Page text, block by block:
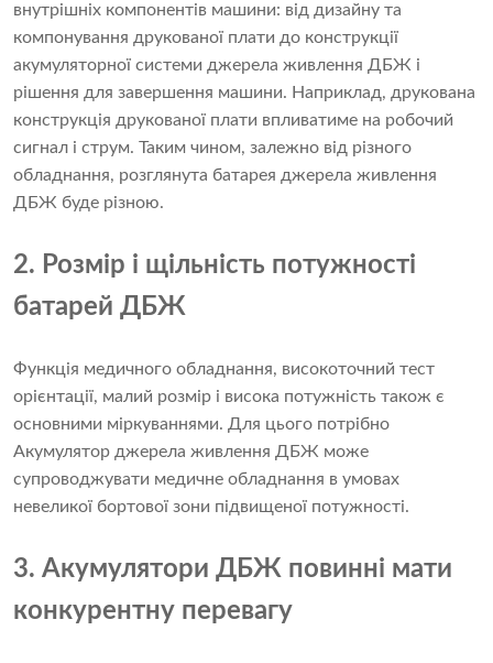
внутрішніх компонентів машини: від дизайну та
компонування друкованої плати до конструкції
акумуляторної системи джерела живлення ДБЖ і
рішення для завершення машини. Наприклад, друкована
конструкція друкованої плати впливатиме на робочий
сигнал і струм. Таким чином, залежно від різного
обладнання, розглянута батарея джерела живлення
ДБЖ буде різною.
2. Розмір і щільність потужності
батарей ДБЖ
Функція медичного обладнання, високоточний тест
орієнтації, малий розмір і висока потужність також є
основними міркуваннями. Для цього потрібно
Акумулятор джерела живлення ДБЖ може
супроводжувати медичне обладнання в умовах
невеликої бортової зони підвищеної потужності.
3. Акумулятори ДБЖ повинні мати
конкурентну перевагу